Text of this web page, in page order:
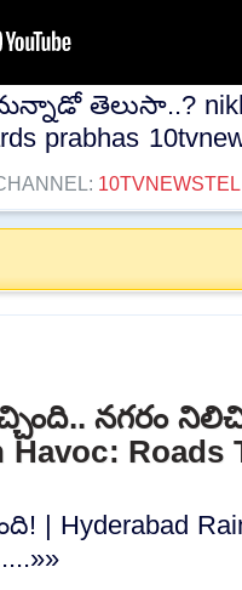
తెలుసా..?
prabhas
నగరం
Havoc: Roads
| Hyderabad